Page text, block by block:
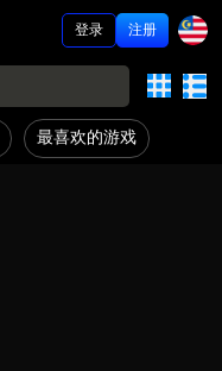
注册
登录
最喜欢的游戏